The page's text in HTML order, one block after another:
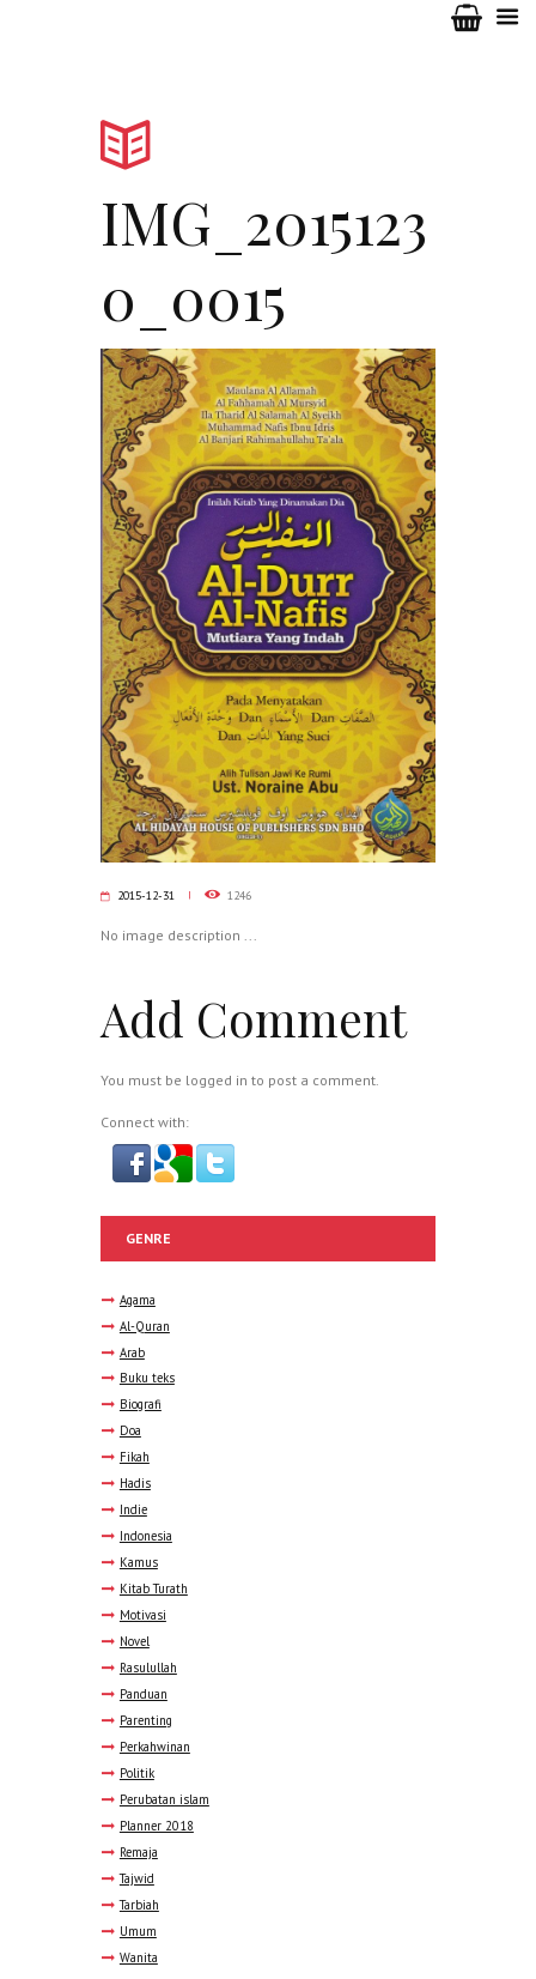
IMG_2015123
0_0015
2015-12-31 1246
No image description ...
Add Comment
You must be logged in to post a comment.
Connect with:
GENRE
Agama
Al-Quran
Arab
Buku teks
Biografi
Doa
Fikah
Hadis
Indie
Indonesia
Kamus
Kitab Turath
Motivasi
Novel
Rasulullah
Panduan
Parenting
Perkahwinan
Politik
Perubatan islam
Planner 2018
Remaja
Tajwid
Tarbiah
Umum
Wanita